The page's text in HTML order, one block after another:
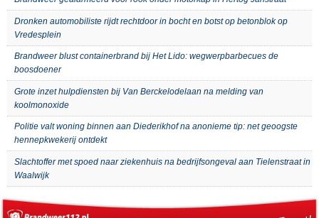
Dronken automobiliste rijdt rechtdoor in bocht en botst op betonblok op
Vredesplein
Brandweer blust containerbrand bij Het Lido: wegwerpbarbecues de
boosdoener
Grote inzet hulpdiensten bij Van Berckelodelaan na melding van
koolmonoxide
Politie valt woning binnen aan Diederikhof na anonieme tip: net geoogste
hennepkwekerij ontdekt
Slachtoffer met spoed naar ziekenhuis na bedrijfsongeval aan Tielenstraat in
Waalwijk